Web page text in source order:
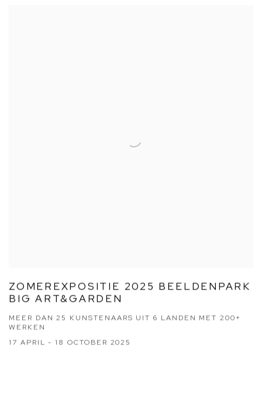
ZOMEREXPOSITIE 2025 BEELDENPARK
BIG ART&GARDEN
MEER DAN 25 KUNSTENAARS UIT 6 LANDEN MET 200+
WERKEN
17 APRIL - 18 OCTOBER 2025